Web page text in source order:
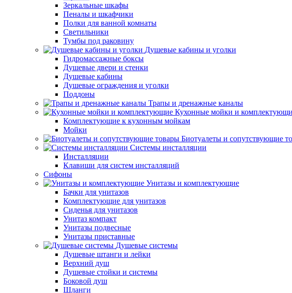
Зеркальные шкафы
Пеналы и шкафчики
Полки для ванной комнаты
Светильники
Тумбы под раковину
Душевые кабины и уголки
Гидромассажные боксы
Душевые двери и стенки
Душевые кабины
Душевые ограждения и уголки
Поддоны
Трапы и дренажные каналы
Кухонные мойки и
Комплектующие к кухонным мойкам
Мойки
Биотуалеты и сопутствующие
Системы инсталляции
Инсталляции
Клавиши для систем инсталляций
Сифоны
Унитазы и комплектующие
Бачки для унитазов
Комплектующие для унитазов
Сиденья для унитазов
Унитаз компакт
Унитазы подвесные
Унитазы приставные
Душевые системы
Душевые штанги и лейки
Верхний душ
Душевые стойки и системы
Боковой душ
Шланги